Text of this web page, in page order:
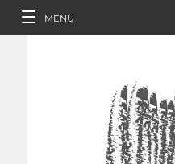
MENÜ